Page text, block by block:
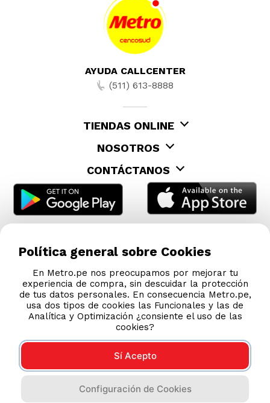
AYUDA CALLCENTER
(511) 613-8888
TIENDAS ONLINE
NOSOTROS
CONTÁCTANOS
COMPRAS 100% SEGURAS
Esta tienda usa Niubiz para realizar transacciones
Política general sobre Cookies
En Metro.pe nos preocupamos por mejorar tu
experiencia de compra, sin descuidar la protección
de tus datos personales. En consecuencia Metro.pe,
usa dos tipos de cookies las Funcionales y las de
Analítica y Optimización ¿consiente el uso de las
cookies?
Sí Acepto
Configuración de Cookies